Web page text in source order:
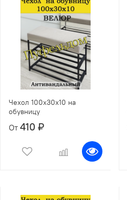
Чехол 100х30х10 на
обувницу
От 410 ₽